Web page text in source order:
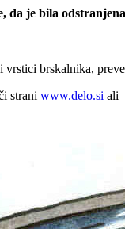
da je bila
brskalnika,
strani www.delo.si ali